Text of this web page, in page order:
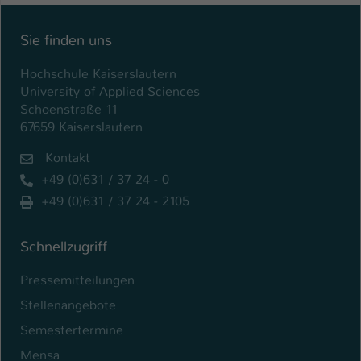
Sie finden uns
Hochschule Kaiserslautern
University of Applied Sciences
Schoenstraße 11
67659 Kaiserslautern
Kontakt
+49 (0)631 / 37 24 - 0
+49 (0)631 / 37 24 - 2105
Schnellzugriff
Pressemitteilungen
Stellenangebote
Semestertermine
Mensa
Einstellungen. Unter anderem eine zufällig
Betreiber dies eingestellt hat.
Name fe_typo_user / PHPSESSID
Anbieter
Laufzeit 1 Woche
Zweck
kann der eingeloggte Benutzer
wiedererkannt werden und es wird ihm
gewährt.